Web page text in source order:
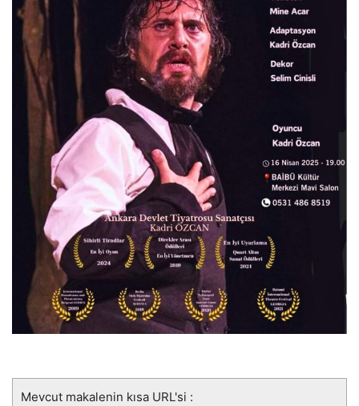
Mevcut makalenin kısa URL'si :